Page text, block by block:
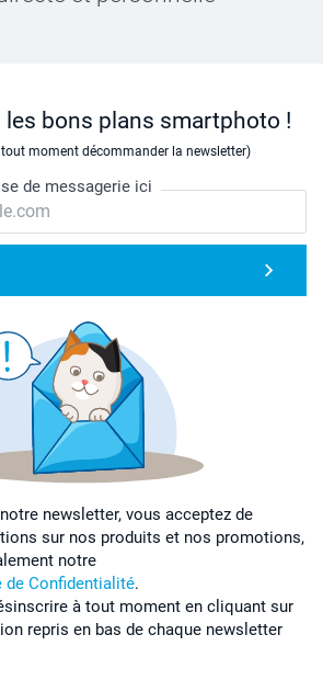
les bons plans smartphoto !
moment décommander la newsletter)
de messagerie ici
newsletter, vous acceptez de
sur nos produits et nos promotions,
notre
de Confidentialité.
à tout moment en cliquant sur
repris en bas de chaque newsletter